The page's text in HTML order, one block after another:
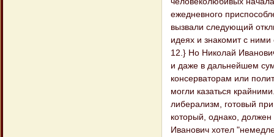
ежедневного
вызвали следующий
идеях и знакомит с
12.} Но Николай
и даже в дальнейшем
консерваторам или
могли казаться
либерализм, готовый
который, однако,
Иванович хотел